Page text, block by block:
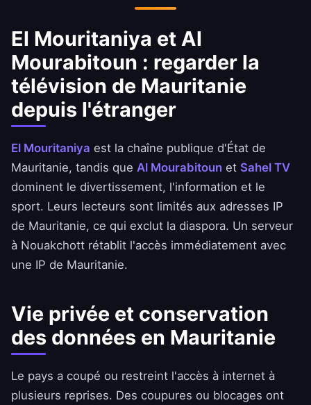
El Mouritaniya et Al
Mourabitoun : regarder la
télévision de Mauritanie
depuis l'étranger
El Mouritaniya est la chaîne publique d'État de
Mauritanie, tandis que Al Mourabitoun et Sahel TV
dominent le divertissement, l'information et le
sport. Leurs lecteurs sont limités aux adresses IP
de Mauritanie, ce qui exclut la diaspora. Un serveur
à Nouakchott rétablit l'accès immédiatement avec
une IP de Mauritanie.
Vie privée et conservation
des données en Mauritanie
Le pays a coupé ou restreint l'accès à internet à
plusieurs reprises. Des coupures ou blocages ont